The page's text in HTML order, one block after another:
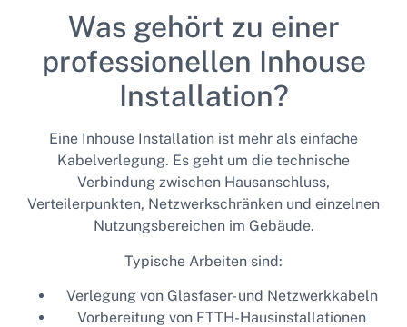
Was gehört zu einer
professionellen Inhouse
Installation?
Eine Inhouse Installation ist mehr als einfache
Kabelverlegung. Es geht um die technische
Verbindung zwischen Hausanschluss,
Verteilerpunkten, Netzwerkschränken und einzelnen
Nutzungsbereichen im Gebäude.
Typische Arbeiten sind:
Verlegung von Glasfaser- und Netzwerkkabeln
Vorbereitung von FTTH-Hausinstallationen